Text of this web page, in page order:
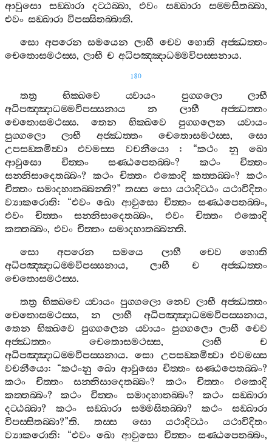
ආවුසො
සඞ‍්ඛාරා දට‍්ඨබ‍්බා, එවං සඞ‍්ඛාරා සම‍්මසිතබ‍්බා,
එවං සඞ‍්ඛාරා විපස‍්සිතබ‍්බාති.
සො අපරෙන සමයෙන ලාභී චෙව හොති අජ‍්ඣත‍්තං
චෙතොසමථස‍්ස, ලාභී ච අධිපඤ‍්ඤාධම‍්මවිපස‍්සනාය.
180
තත්‍ර භික‍්ඛවෙ ය‍්වායං පුග‍්ගලො
ලාභී
අධිපඤ‍්ඤාධම‍්මවිපස‍්සනාය
න ලාභී
අජ‍්ඣත‍්තං
චෙතොසමථස‍්ස. තෙන භික‍්ඛවෙ පුග‍්ගලෙන
ය‍්වායං
පුග‍්ගලො
ලාභී අජ‍්ඣත‍්තං චෙතොසමථස‍්ස, සො
උපසඞ‍්කමිත්‍වා
එවමස‍්ස වචනීයො: “කථං නු
ඛො
ආවුසො
චිත‍්තං සණ‍්ඨපෙතබ‍්බං? කථං
චිත‍්තං
සන‍්නිසාදෙතබ‍්බං? කථං චිත‍්තං එකොදි කත‍්තබ‍්බං?කථං
චිත‍්තං සමාදහාතබ‍්බන‍්ති?”තස‍්ස සො යථාදිට‍්ඨං යථාවිදිතං
ව්‍යාකරොති: “එවං ඛො ආවුසො චිත‍්තං සණ‍්ඨපෙතබ‍්බං,
එවං
චිත‍්තං සන‍්නිසාදෙතබ‍්බං, එවං චිත‍්තං
එකොදි
කත‍්තබ‍්බං, එවං චිත‍්තං සමාදහාතබ‍්බන‍්ති.
සො
අපරෙන සමයෙ ලාභී චෙව
හොති
අධිපඤ‍්ඤාධම‍්මවිපස‍්සනාය,ලාභී ච
අජ‍්ඣත‍්තං
චෙතොසමථස‍්ස.
තත්‍ර භික‍්ඛවෙ ය‍්වායං පුග‍්ගලො නෙව ලාභී අජ‍්ඣත‍්තං
චෙතොසමථස‍්ස, න ලාභී අධිපඤ‍්ඤාධම‍්මවිපස‍්සනාය,
තෙන
භික‍්ඛවෙ පුග‍්ගලෙන ය‍්වායං පුග‍්ගලො ලාභී චෙව
අජ‍්ඣත‍්තං
චෙතොසමථස‍්ස, ලාභී
ච
අධිපඤ‍්ඤාධම‍්මවිපස‍්සනාය.සො උපසඞ‍්කමිත්‍වා එවමස‍්ස
වචනීයො: “කථංනු ඛො ආවුසො චිත‍්තං සණ‍්ඨපෙතබ‍්බං?
කථං
චිත‍්තං සන‍්නිසාදෙතබ‍්බං? කථං චිත‍්තං
එකොදි
කත‍්තබ‍්බං?කථං චිත‍්තං සමාදහාතබ‍්බං? කථං
සඞ‍්ඛාරා
දට‍්ඨබ‍්බා? කථං සඞ‍්ඛාරා සම‍්මසිතබ‍්බා? කථං
සඞ‍්ඛාරා
විපස‍්සිතබ‍්බා?”ති.තස‍්ස සො යථාදිට‍්ඨං
යථාවිදිතං
ව්‍යාකරොති: “එවං ඛො ආවුසො චිත‍්තං සණ‍්ඨපෙතබ‍්බං,